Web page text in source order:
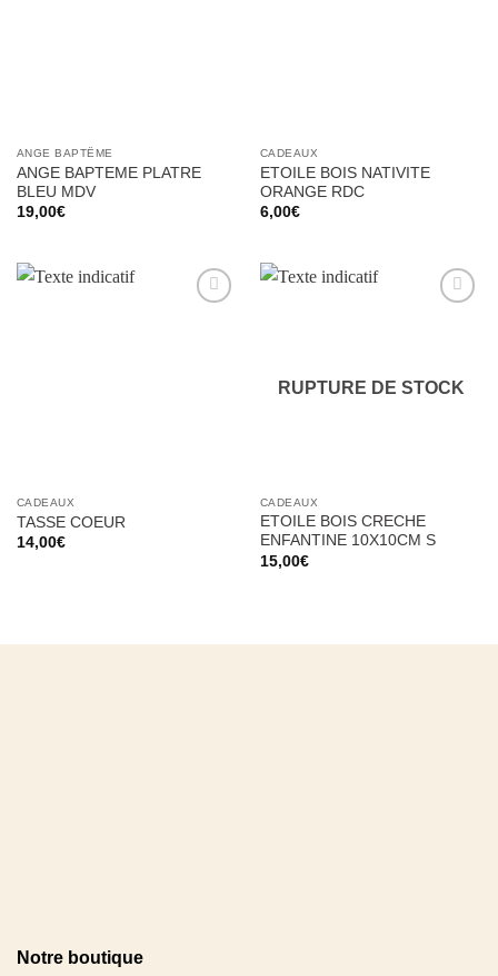
ANGE BAPTÊME
ANGE BAPTEME PLATRE
BLEU MDV
19,00€
CADEAUX
ETOILE BOIS NATIVITE
ORANGE RDC
6,00€
CADEAUX
TASSE COEUR
14,00€
RUPTURE DE STOCK
CADEAUX
ETOILE BOIS CRECHE
ENFANTINE 10X10CM S
15,00€
Notre boutique